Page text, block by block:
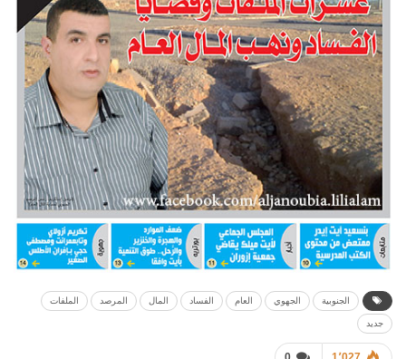
الجنوبية الجهوي العام الفساد المال المرصد الملفات
جديد